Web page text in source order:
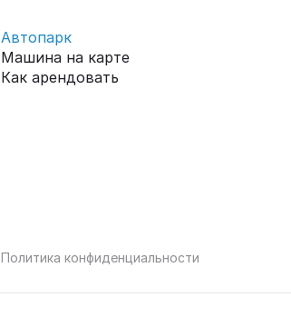
Автопарк
Машина на карте
Как арендовать
Политика конфиденциальности